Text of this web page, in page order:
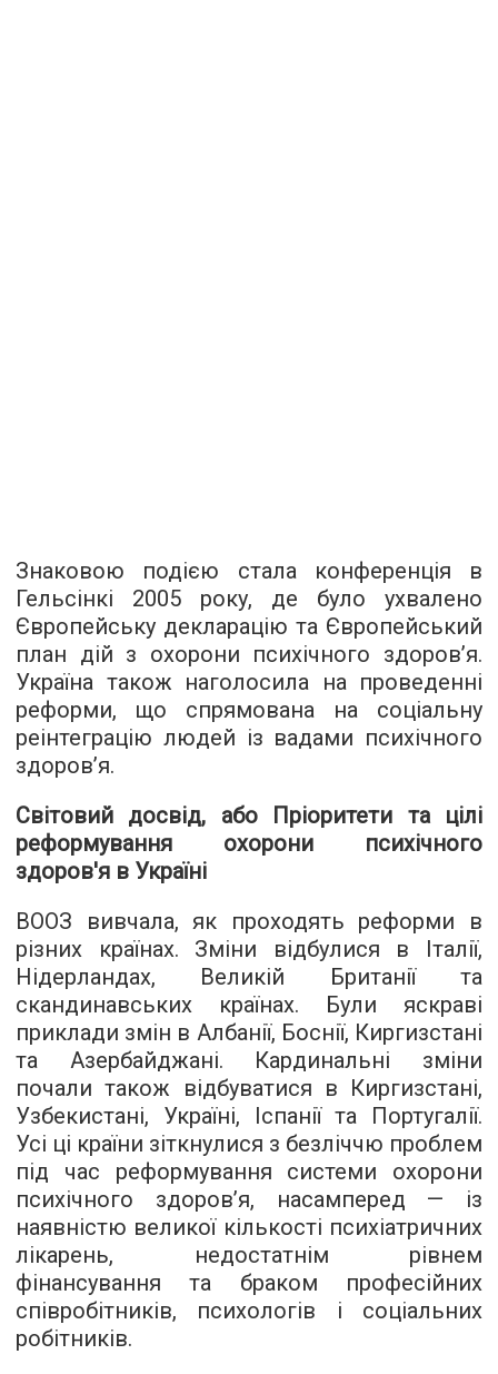
Знаковою подією стала конференція в
Гельсінкі 2005 року, де було ухвалено
Європейську декларацію та Європейський
план дій з охорони психічного здоров’я.
Україна також наголосила на проведенні
реформи, що спрямована на соціальну
реінтеграцію людей із вадами психічного
здоров’я.
Світовий досвід, або Пріоритети та цілі
реформування охорони психічного
здоров'я в Україні
ВООЗ вивчала, як проходять реформи в
різних країнах. Зміни відбулися в Італії,
Нідерландах, Великій Британії та
скандинавських країнах. Були яскраві
приклади змін в Албанії, Боснії, Киргизстані
та Азербайджані. Кардинальні зміни
почали також відбуватися в Киргизстані,
Узбекистані, Україні, Іспанії та Португалії.
Усі ці країни зіткнулися з безліччю проблем
під час реформування системи охорони
психічного здоров’я, насамперед — із
наявністю великої кількості психіатричних
лікарень, недостатнім рівнем
фінансування та браком професійних
співробітників, психологів і соціальних
робітників.